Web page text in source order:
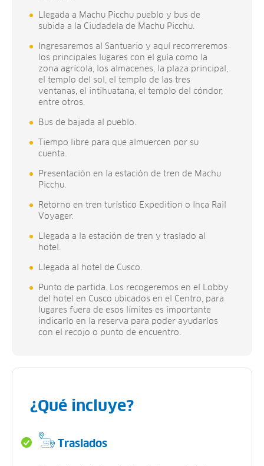
Llegada a Machu Picchu pueblo y bus de
subida a la Ciudadela de Machu Picchu.
Ingresaremos al Santuario y aquí recorreremos
los principales lugares con el guía como la
zona agrícola, los almacenes, la plaza principal,
el templo del sol, el templo de las tres
ventanas, el intihuatana, el templo del cóndor,
entre otros.
Bus de bajada al pueblo.
Tiempo libre para que almuercen por su
cuenta.
Presentación en la estación de tren de Machu
Picchu.
Retorno en tren turístico Expedition o Inca Rail
Voyager.
Llegada a la estación de tren y traslado al
hotel.
Llegada al hotel de Cusco.
Punto de partida. Los recogeremos en el Lobby
del hotel en Cusco ubicados en el Centro, para
lugares fuera de esos límites es importante
indicarlo en la reserva para poder ayudarlos
con el recojo o punto de encuentro.
¿Qué incluye?
Traslados